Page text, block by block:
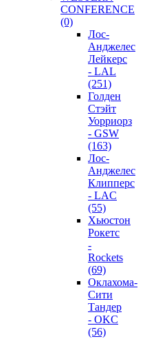
CONFERENCE
(0)
Лос-
Анджелес
Лейкерс
- LAL
(251)
Голден
Стэйт
Уорриорз
- GSW
(163)
Лос-
Анджелес
Клипперс
- LAC
(55)
Хьюстон
Рокетс
-
Rockets
(69)
Оклахома-
Сити
Тандер
- OKC
(56)